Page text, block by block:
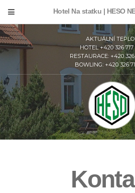
Hotel Na statku | HESO
AKTUÁLNÍ
HOTEL +420 326
RESTAURACE: +420
BOWLING: +420 326